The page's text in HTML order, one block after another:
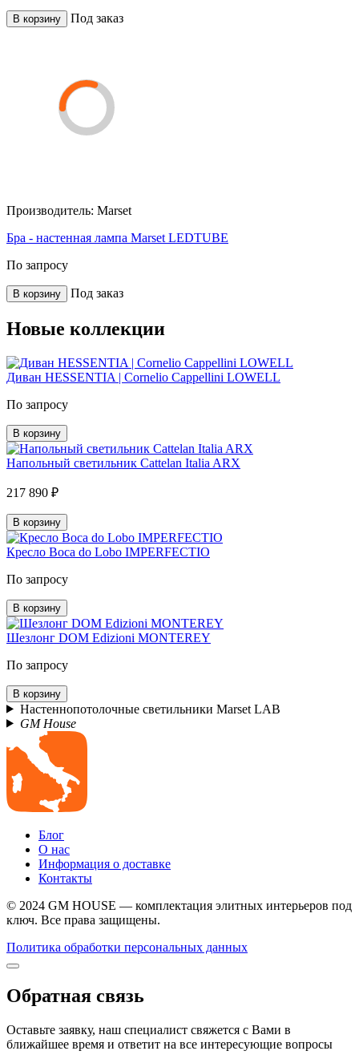
В корзину Под заказ
Производитель: Marset
Бра - настенная лампа Marset LEDTUBE
По запросу
В корзину Под заказ
Новые коллекции
Диван HESSENTIA | Cornelio Cappellini LOWELL
По запросу
В корзину
Напольный светильник Cattelan Italia ARX
217 890 ₽
В корзину
Кресло Boca do Lobo IMPERFECTIO
По запросу
В корзину
Шезлонг DOM Edizioni MONTEREY
По запросу
В корзину
Настеннопотолочные светильники Marset LAB
GM House
Блог
О нас
Информация о доставке
Контакты
© 2024 GM HOUSE — комплектация элитных интерьеров под
ключ. Все права защищены.
Политика обработки персональных данных
Обратная связь
Оставьте заявку, наш специалист свяжется с Вами в
ближайшее время и ответит на все интересующие вопросы